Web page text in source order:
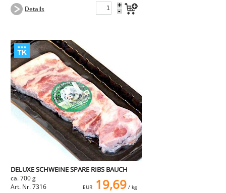
Details +
-
DELUXE SCHWEINE SPARE RIBS BAUCH
ca. 700 g
Art. Nr. 7316
EUR 19,69/ kg